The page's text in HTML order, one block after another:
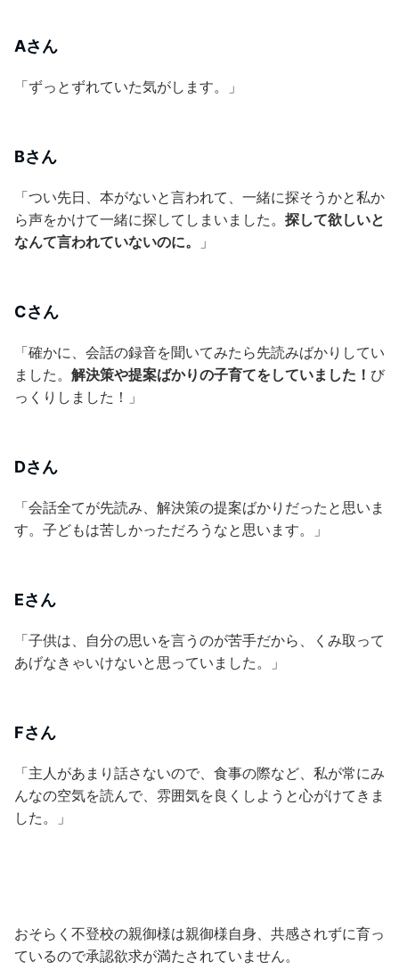
Aさん
「ずっとずれていた気がします。」
Bさん
「つい先日、本がないと言われて、一緒に探そうかと私か
ら声をかけて一緒に探してしまいました。 探して欲しいと
なんて言われていないのに。
」
Cさん
「確かに、会話の録音を聞いてみたら先読みばかりしてい
ました。 解決策や提案ばかりの子育てをしていました！ び
っくりしました！」
Dさん
「会話全てが先読み、解決策の提案ばかりだったと思いま
す。子どもは苦しかっただろうなと思います。」
Eさん
「子供は、自分の思いを言うのが苦手だから、くみ取って
あげなきゃいけないと思っていました。」
Fさん
「主人があまり話さないので、食事の際など、私が常にみ
んなの空気を読んで、雰囲気を良くしようと心がけてきま
した。」
おそらく不登校の親御様は親御様自身、共感されずに育っ
ているので承認欲求が満たされていません。